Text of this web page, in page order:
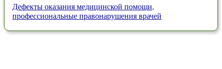
Дефекты оказания медицинской помощи,
профессиональные правонарушения врачей